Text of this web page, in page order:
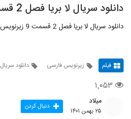
دانلود سریال لا بریا فصل 2 قسمت 9
دانلود سریال لا بریا فصل 2 قسمت 9 زیرنویس فارسی
فیلم زیرنویس فارسی دانلود سریال
۱,۰۵۳
میلاد
۲۵ بهمن ۱۴۰۱ دنبال کردن